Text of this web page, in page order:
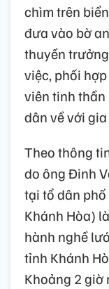
chìm trên
đưa vào bờ
thuyền
việc, phối
viên tinh thần
dân về với
Theo thông
do ông Đinh
tại tổ dân
Khánh Hòa)
hành nghề
tỉnh Khánh
Khoảng 2 giờ